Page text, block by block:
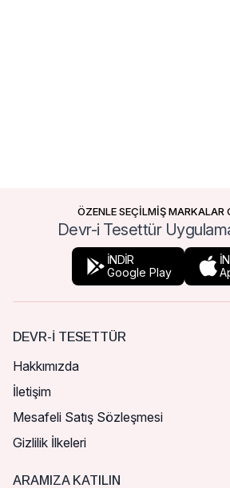
ÖZENLE SEÇİLMİŞ MARKALAR
Devr-i Tesettür
İNDİR
Google Play
DEVR-I TESETTÜR
Hakkımızda
İletişim
Mesafeli Satış Sözleşmesi
Gizlilik İlkeleri
ARAMIZA KATILIN